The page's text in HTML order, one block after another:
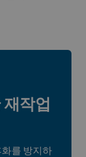
작업
를 방지하